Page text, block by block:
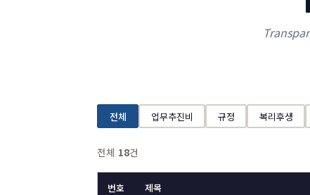
전체 업무추진비 규정 복리후생
전체 18건
번호 제목